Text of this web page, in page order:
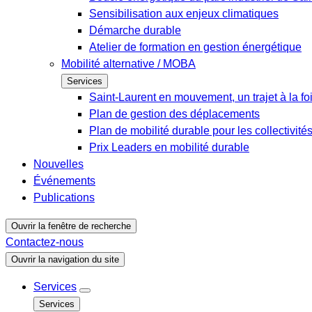
Sensibilisation aux enjeux climatiques
Démarche durable
Atelier de formation en gestion énergétique
Mobilité alternative / MOBA
Services
Saint-Laurent en mouvement, un trajet à la
Plan de gestion des déplacements
Plan de mobilité durable pour les collectivités
Prix Leaders en mobilité durable
Nouvelles
Événements
Publications
Ouvrir la fenêtre de recherche
Contactez-nous
Ouvrir la navigation du site
Services
Services